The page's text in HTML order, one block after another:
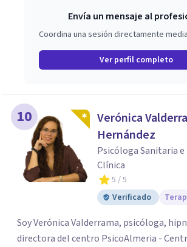
Envía un mensaje al
Coordina una sesión directamente
Ver perfil completo
10
Verónica
Hernández
Psicóloga Sanitaria
Clínica
5 / 5
Verificado
Soy Verónica Valderrama, psicóloga,
directora del centro PsicoAlmeria -